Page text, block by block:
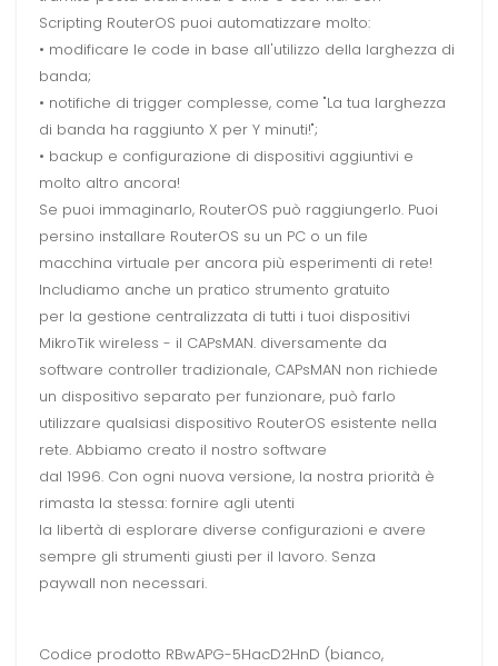
Scripting RouterOS puoi automatizzare molto:
• modificare le code in base all'utilizzo della larghezza di
banda;
• notifiche di trigger complesse, come "La tua larghezza
di banda ha raggiunto X per Y minuti!";
• backup e configurazione di dispositivi aggiuntivi e
molto altro ancora!
Se puoi immaginarlo, RouterOS può raggiungerlo. Puoi
persino installare RouterOS su un PC o un file
macchina virtuale per ancora più esperimenti di rete!
Includiamo anche un pratico strumento gratuito
per la gestione centralizzata di tutti i tuoi dispositivi
MikroTik wireless - il CAPsMAN. diversamente da
software controller tradizionale, CAPsMAN non richiede
un dispositivo separato per funzionare, può farlo
utilizzare qualsiasi dispositivo RouterOS esistente nella
rete. Abbiamo creato il nostro software
dal 1996. Con ogni nuova versione, la nostra priorità è
rimasta la stessa: fornire agli utenti
la libertà di esplorare diverse configurazioni e avere
sempre gli strumenti giusti per il lavoro. Senza
paywall non necessari.
Codice prodotto RBwAPG-5HacD2HnD (bianco,